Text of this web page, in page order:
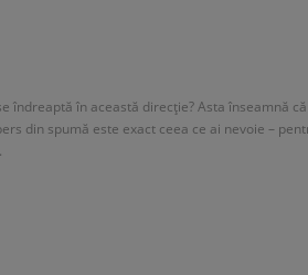
îndreaptă în această direcție? Asta înseamnă
din spumă este exact ceea ce ai nevoie –